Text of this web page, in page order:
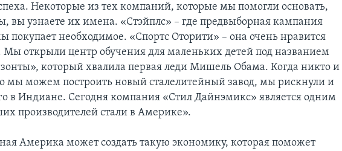
Некоторые из тех компаний, которые мы помогли основать,
вы узнаете их имена. «Стэйплс» – где предвыборная кампания
покупает необходимое. «Спортс Оторити» – она очень нравится
открыли центр обучения для маленьких детей под названием
который хвалила первая леди Мишель Обама. Когда никто и
мы можем построить новый сталелитейный завод, мы рискнули и
в Индиане. Сегодня компания «Стил Дайнэмикс» является одним
производителей стали в Америке».
Америка может создать такую экономику, которая поможет